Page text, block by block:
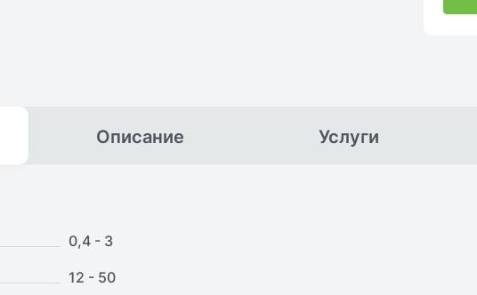
Описание Услуги
0,4 - 3
12 - 50